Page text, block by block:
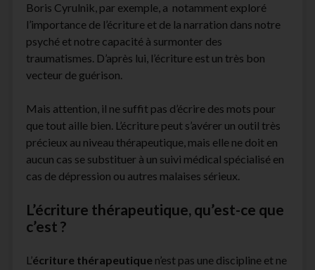
Contact
facebookinstagram
youtubeemail-
form
Boris Cyrulnik, par exemple, a notamment exploré
l’importance de l’écriture et de la narration dans notre
psyché et notre capacité à surmonter des
traumatismes. D’après lui, l’écriture est un très bon
vecteur de guérison.
Mais attention, il ne suffit pas d’écrire des mots pour
que tout aille bien. L’écriture peut s’avérer un outil très
précieux au niveau thérapeutique, mais elle ne doit en
aucun cas se substituer à un suivi médical spécialisé en
cas de dépression ou autres malaises sérieux.
L’écriture thérapeutique, qu’est-ce que
c’est ?
L’écriture thérapeutique n’est pas une discipline et ne